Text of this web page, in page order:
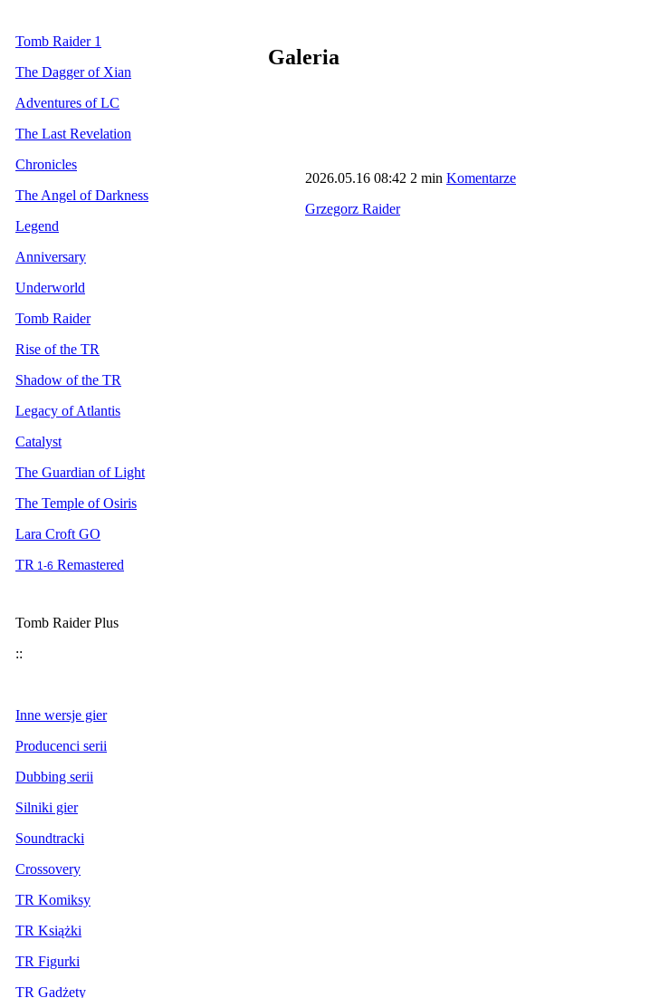
Tomb Raider 1
The Dagger of Xian
Adventures of LC
The Last Revelation
Chronicles
The Angel of Darkness
Legend
Anniversary
Underworld
Tomb Raider
Rise of the TR
Shadow of the TR
Legacy of Atlantis
Catalyst
The Guardian of Light
The Temple of Osiris
Lara Croft GO
TR 1-6 Remastered
Tomb Raider Plus
::
Inne wersje gier
Producenci serii
Dubbing serii
Silniki gier
Soundtracki
Crossovery
TR Komiksy
TR Książki
TR Figurki
TR Gadżety
Galeria
2026.05.16 08:42 2 min Komentarze
Grzegorz Raider